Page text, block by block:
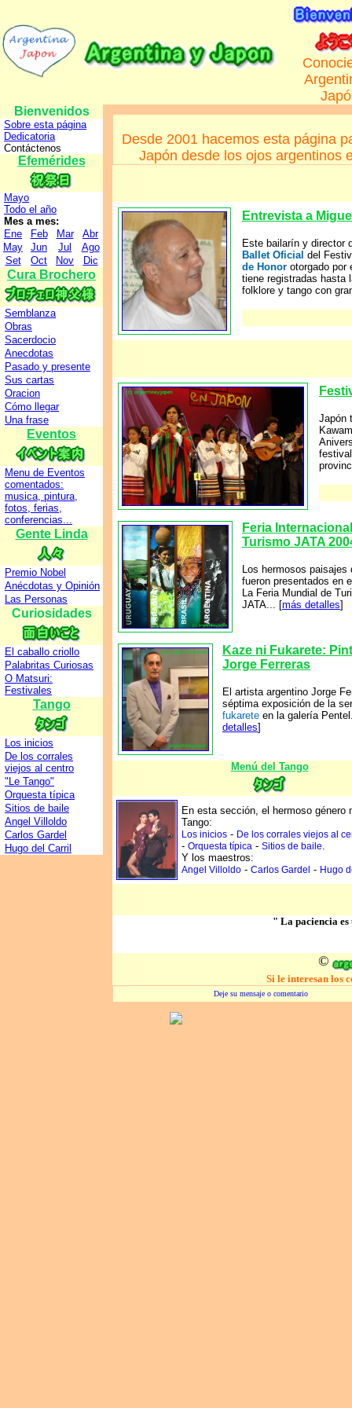
Bienvenidos
Sobre esta página
Dedicatoria
Contáctenos
Efemérides
Mayo
Todo el año
Mes a mes:
Ene
Feb Mar
Abr
May
Jun Jul
Ago
Set
Oct Nov Dic
Cura Brochero
Semblanza
Obras
Sacerdocio
Anecdotas
Pasado y presente
Sus cartas
Oracion
Cómo llegar
Una frase
Eventos
Menu de Eventos
comentados:
musica, pintura,
fotos, ferias,
conferencias...
Gente Linda
Premio Nobel
Anécdotas y Opinión
Las Personas
Curiosidades
El caballo criollo
Palabritas Curiosas
O Matsuri:
Festivales
Tango
Los inicios
De los corrales
viejos al centro
"Le Tango"
Orquesta típica
Sitios de baile
Angel Villoldo
Carlos Gardel
Hugo del Carril
Desde 2001 hacemos esta página
Japón desde los ojos argentinos
Entrevista a
Este bailarín y director
Ballet Oficial del
de Honor otorgado por
tiene registradas hasta
folklore y tango con
Japón
Feria
Turismo JATA
Los hermosos paisajes
fueron presentados en
La Feria Mundial de
JATA... [más detalles]
Kaze ni Fukarete:
Jorge Ferreras
El artista argentino Jorge
séptima exposición de la
fukarete en la galería
detalles]
Menú del Tango
En esta sección, el hermoso género
Tango:
Los inicios - De los corrales viejos al
- Orquesta típica - Sitios de baile.
Y los maestros:
Angel Villoldo - Carlos Gardel - Hugo
" La paciencia
©
Si le interesan los
Deje su mensaje o comentario